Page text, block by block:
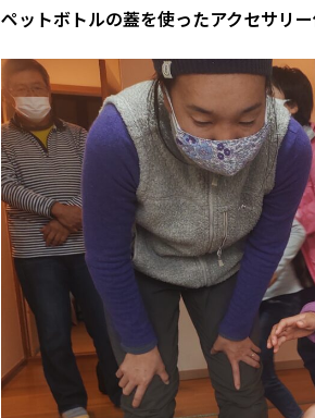
ペットボトルの蓋を使ったアクセサリー